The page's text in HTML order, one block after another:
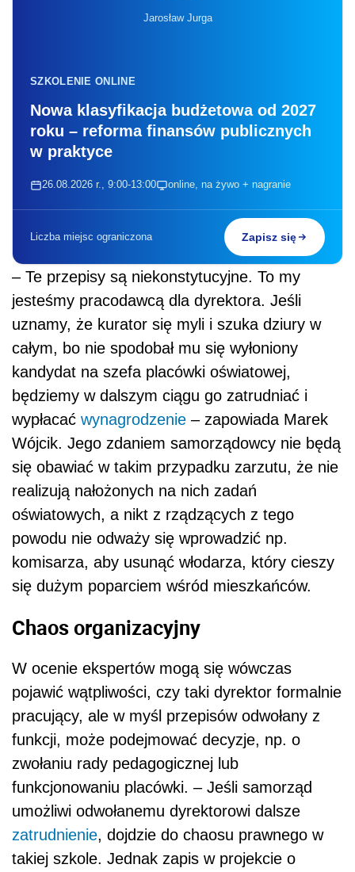
Jarosław Jurga
SZKOLENIE ONLINE
Nowa klasyfikacja budżetowa od 2027
roku – reforma finansów publicznych
w praktyce
26.08.2026 r., 9:00-13:00 online, na żywo + nagranie
Liczba miejsc ograniczona Zapisz się
– Te przepisy są niekonstytucyjne. To my
jesteśmy pracodawcą dla dyrektora. Jeśli
uznamy, że kurator się myli i szuka dziury w
całym, bo nie spodobał mu się wyłoniony
kandydat na szefa placówki oświatowej,
będziemy w dalszym ciągu go zatrudniać i
wypłacać wynagrodzenie – zapowiada Marek
Wójcik. Jego zdaniem samorządowcy nie będą
się obawiać w takim przypadku zarzutu, że nie
realizują nałożonych na nich zadań
oświatowych, a nikt z rządzących z tego
powodu nie odważy się wprowadzić np.
komisarza, aby usunąć włodarza, który cieszy
się dużym poparciem wśród mieszkańców.
Chaos organizacyjny
W ocenie ekspertów mogą się wówczas
pojawić wątpliwości, czy taki dyrektor formalnie
pracujący, ale w myśl przepisów odwołany z
funkcji, może podejmować decyzje, np. o
zwołaniu rady pedagogicznej lub
funkcjonowaniu placówki. – Jeśli samorząd
umożliwi odwołanemu dyrektorowi dalsze
zatrudnienie, dojdzie do chaosu prawnego w
takiej szkole. Jednak zapis w projekcie o